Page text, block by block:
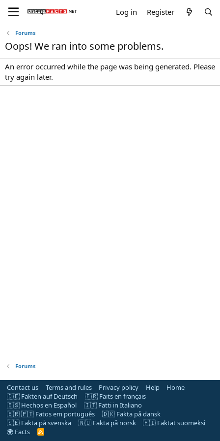
Log in Register
Forums
Oops! We ran into some problems.
An error occurred while the page was being generated. Please
try again later.
Forums
Contact us Terms and rules Privacy policy Help
Home
🇩🇪 Fakten auf Deutsch
🇫🇷 Faits en français
🇪🇸 Hechos en Español
🇮🇹 Fatti in Italiano
🇧🇷 🇵🇹 Fatos em português
🇩🇰 Fakta på dansk
🇸🇪 Fakta på svenska
🇳🇴 Fakta på norsk
🇫🇮 Faktat suomeksi
🌍 Facts
R